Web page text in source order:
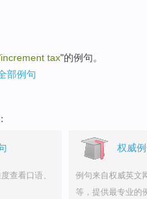
increment tax"的例句。
部例句
查看口语、
权威
例句来自权威英文
等，提供最专业的